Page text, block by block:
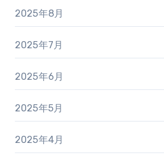
2025年8月
2025年7月
2025年6月
2025年5月
2025年4月